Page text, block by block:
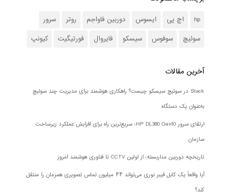
hp اچ پی ایسوس دوربین فاواجم روتر
سرور
سوئیچ
سوفوس سیسکو فایروال فورتیگیت کیونپ
آخرین مقالات
Stack در سوئیچ سیسکو چیست؟ راهکاری هوشمند برای مدیریت چند سوئیچ
به‌عنوان یک دستگاه
ارتقای سرور HP DL380 Gen10؛ سریع‌ترین راه برای افزایش عملکرد زیرساخت
سازمان
تاریخچه دوربین مداربسته؛ از اولین CCTV تا فناوری هوشمند امروز
آیا واقعاً یک کابل فیبر نوری می‌تواند ۴۴ میلیون تماس تصویری همزمان را منتقل
کند؟